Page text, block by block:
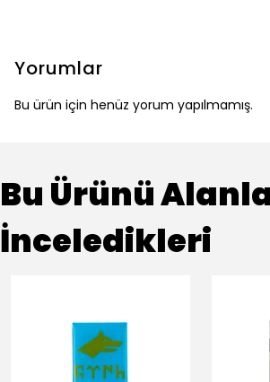
Yorumlar
Bu ürün için henüz yorum yapılmamış.
Bu Ürünü
İnceledikleri